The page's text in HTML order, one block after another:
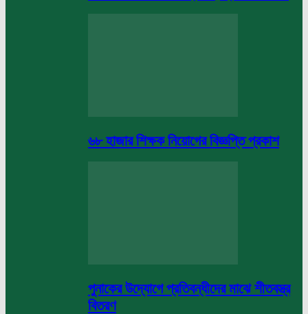
৬৮ হাজার শিক্ষক নিয়োগের বিজ্ঞপ্তি প্রকাশ
পুনাকের উদ্যোগে প্রতিবন্ধীদের মাঝে শীতবস্ত্র
বিতরণ